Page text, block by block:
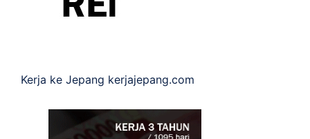
Kerja ke Jepang kerjajepang.com